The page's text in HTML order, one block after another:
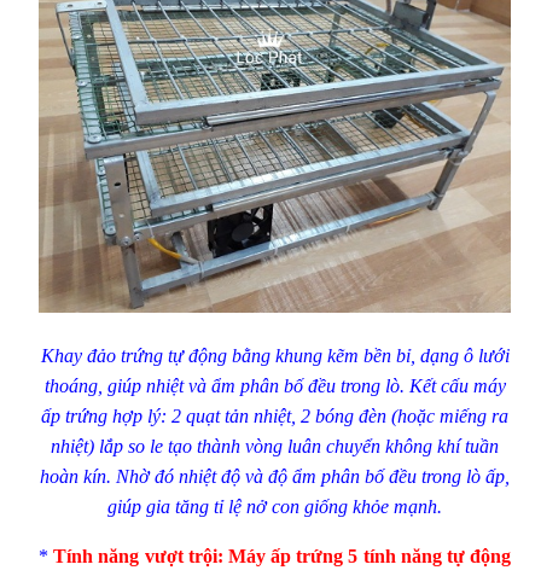
Khay đảo trứng tự động bằng khung kẽm bền bỉ, dạng ô lưới
thoáng, giúp nhiệt và ẩm phân bố đều trong lò. Kết cấu máy
ấp trứng hợp lý: 2 quạt tản nhiệt, 2 bóng đèn (hoặc miếng ra
nhiệt) lắp so le tạo thành vòng luân chuyển không khí tuần
hoàn kín. Nhờ đó nhiệt độ và độ ẩm phân bố đều trong lò ấp,
giúp gia tăng tỉ lệ nở con giống khỏe mạnh.
*Tính năng vượt trội: Máy ấp trứng 5 tính năng tự động